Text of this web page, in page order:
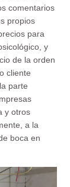
comentarios
propios
para
y
de la orden
cliente
parte
y otros
a la
boca en